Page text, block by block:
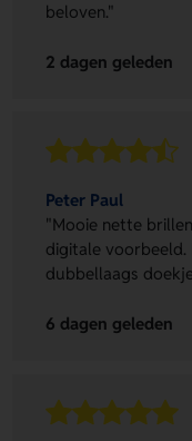
beloven."
2 dagen geleden
Peter Paul
"Mooie nette
digitale voorbeeld.
dubbellaags
6 dagen geleden